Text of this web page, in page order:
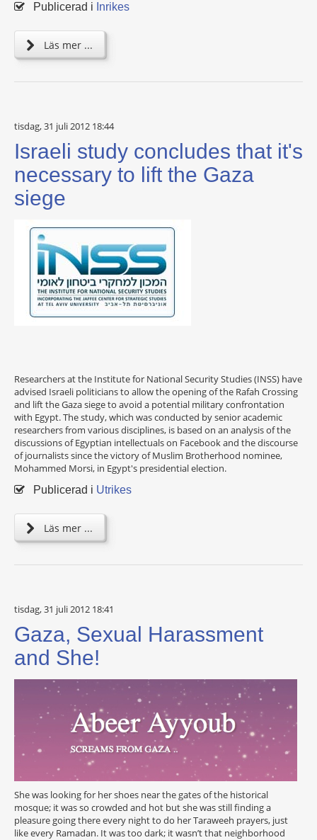
Publicerad i Inrikes
Läs mer ...
tisdag, 31 juli 2012 18:44
Israeli study concludes that it's
necessary to lift the Gaza
siege
Researchers at the Institute for National Security Studies (INSS) have
advised Israeli politicians to allow the opening of the Rafah Crossing
and lift the Gaza siege to avoid a potential military confrontation
with Egypt. The study, which was conducted by senior academic
researchers from various disciplines, is based on an analysis of the
discussions of Egyptian intellectuals on Facebook and the discourse
of journalists since the victory of Muslim Brotherhood nominee,
Mohammed Morsi, in Egypt's presidential election.
Publicerad i Utrikes
Läs mer ...
tisdag, 31 juli 2012 18:41
Gaza, Sexual Harassment
and She!
She was looking for her shoes near the gates of the historical
mosque; it was so crowded and hot but she was still finding a
pleasure going there every night to do her Taraweeh prayers, just
like every Ramadan. It was too dark; it wasn’t that neighborhood